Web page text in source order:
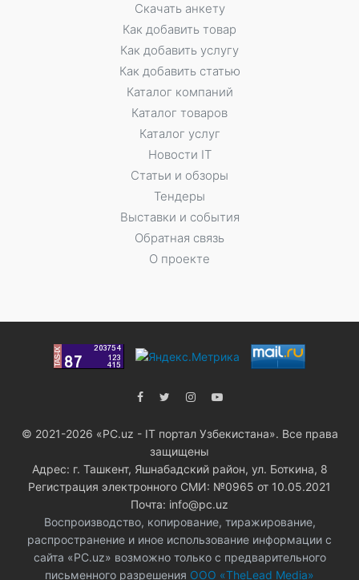
Скачать анкету
Как добавить товар
Как добавить услугу
Как добавить статью
Каталог компаний
Каталог товаров
Каталог услуг
Новости IT
Статьи и обзоры
Тендеры
Выставки и события
Обратная связь
О проекте
© 2021-2026 «PC.uz - IT портал Узбекистана». Все права
защищены
Адрес: г. Ташкент, Яшнабадский район, ул. Боткина, 8
Регистрация электронного СМИ: №0965 от 10.05.2021
Почта: info@pc.uz
Воспроизводство, копирование, тиражирование,
распространение и иное использование информации с
сайта «PC.uz» возможно только с предварительного
письменного разрешения ООО «TheLead Media»